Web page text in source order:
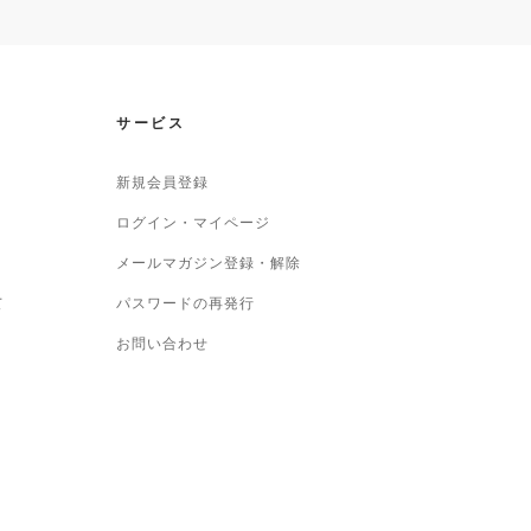
サービス
新規会員登録
ログイン・マイページ
メールマガジン登録・解除
パスワードの再発行
お問い合わせ